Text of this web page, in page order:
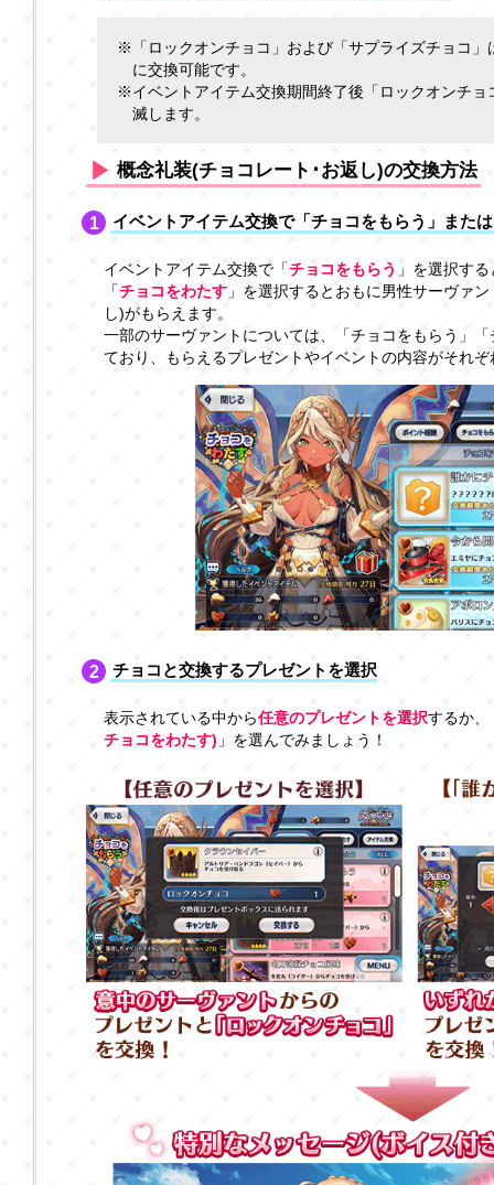
※「ロックオンチョコ」および「サプライズチョコ」
に交換可能です。
※イベントアイテム交換期間終了後「ロックオンチョ
滅します。
概念礼装(チョコレート･お返し)の交換方法
イベントアイテム交換で「チョコをもらう」また
イベントアイテム交換で「チョコをもらう 」を選択す
「チョコをわたす 」を選択するとおもに男性サーヴァ
し)がもらえます。
一部のサーヴァントについては、「チョコをもらう」
ており、もらえるプレゼントやイベントの内容がそれ
チョコと交換するプレゼントを選択
表示されている中から任意のプレゼントを選択するか、
チョコをわたす) 」を選んでみましょう！